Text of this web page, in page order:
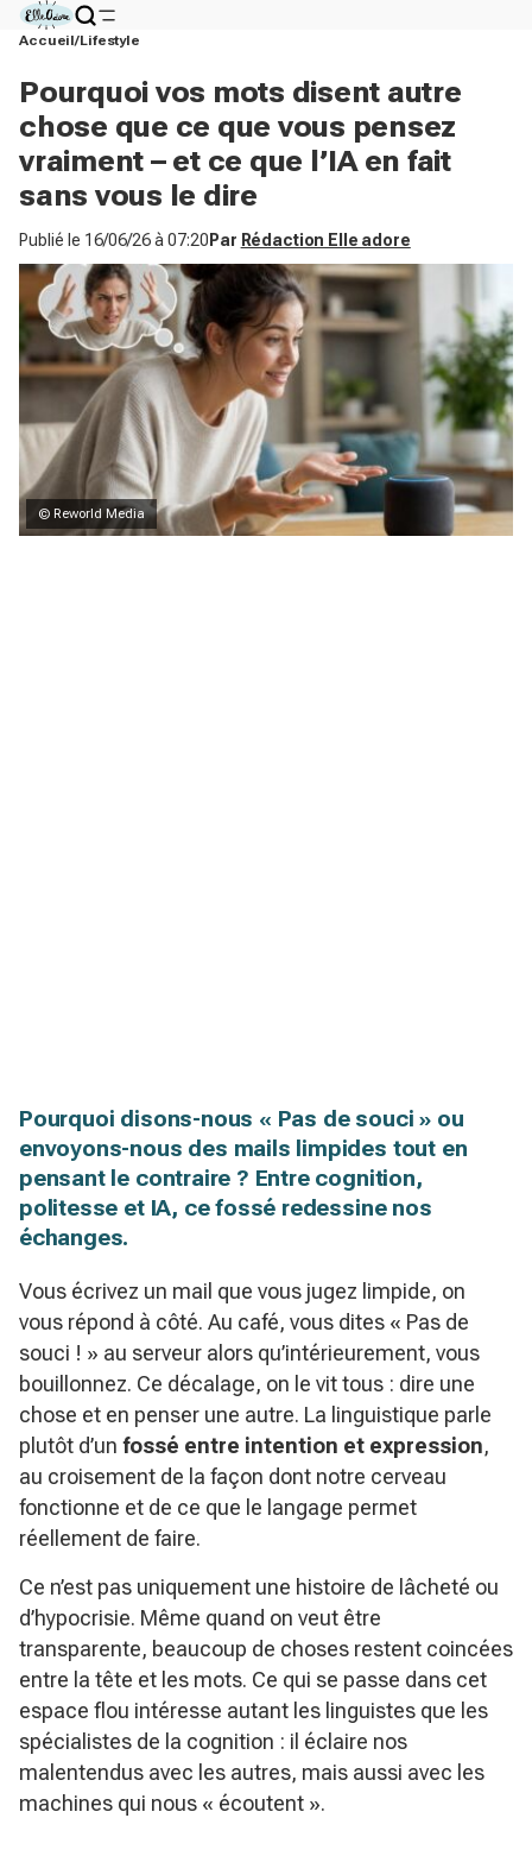
Accueil Lifestyle
Pourquoi vos mots disent autre
chose que ce que vous pensez
vraiment – et ce que l’IA en fait
sans vous le dire
Publié le 16/06/26 à 07:20 Par Rédaction Elle adore
© Reworld Media
Pourquoi disons-nous « Pas de souci » ou
envoyons-nous des mails limpides tout en
pensant le contraire ? Entre cognition,
politesse et IA, ce fossé redessine nos
échanges.
Vous écrivez un mail que vous jugez limpide, on
vous répond à côté. Au café, vous dites « Pas de
souci ! » au serveur alors qu’intérieurement, vous
bouillonnez. Ce décalage, on le vit tous : dire une
chose et en penser une autre. La linguistique parle
plutôt d’un fossé entre intention et expression,
au croisement de la façon dont notre cerveau
fonctionne et de ce que le langage permet
réellement de faire.
Ce n’est pas uniquement une histoire de lâcheté ou
d’hypocrisie. Même quand on veut être
transparente, beaucoup de choses restent coincées
entre la tête et les mots. Ce qui se passe dans cet
espace flou intéresse autant les linguistes que les
spécialistes de la cognition : il éclaire nos
malentendus avec les autres, mais aussi avec les
machines qui nous « écoutent ».